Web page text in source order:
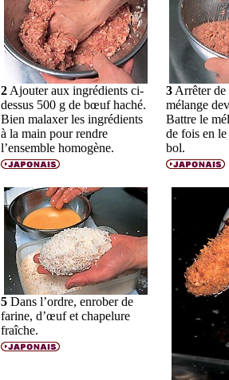
2 Ajouter aux ingrédients ci-
dessus 500 g de bœuf haché.
Bien malaxer les ingrédients
à la main pour rendre
l’ensemble homogène.
3 Arrêter
mélange
Battre le
de fois en
bol.
5 Dans l’ordre, enrober de
farine, d’œuf et chapelure
fraîche.